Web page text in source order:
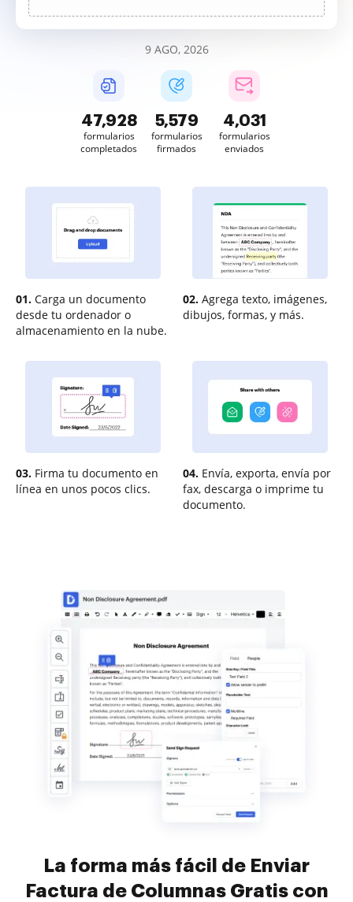
9 AGO, 2026
47,928
formularios
completados
5,579
formularios
firmados
4,031
formularios
enviados
01. Carga un documento
desde tu ordenador o
almacenamiento en la nube.
02. Agrega texto, imágenes,
dibujos, formas, y más.
03. Firma tu documento en
línea en unos pocos clics.
04. Envía, exporta, envía por
fax, descarga o imprime tu
documento.
La forma más fácil de Enviar
Factura de Columnas Gratis con